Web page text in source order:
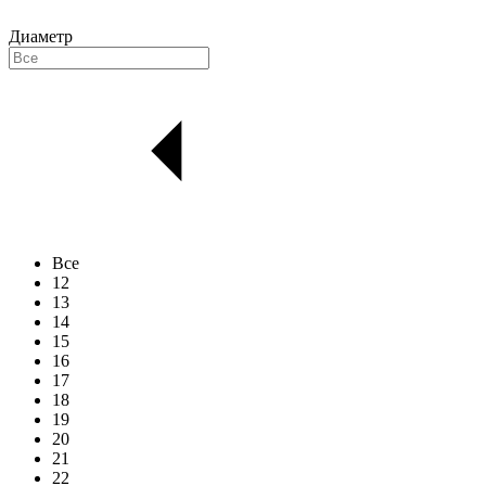
Диаметр
Все
12
13
14
15
16
17
18
19
20
21
22